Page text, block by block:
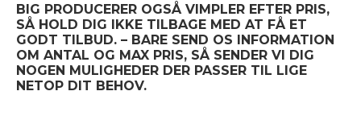
BIG PRODUCERER OGSÅ VIMPLER EFTER PRIS,
SÅ HOLD DIG IKKE TILBAGE MED AT FÅ ET
GODT TILBUD. – BARE SEND OS INFORMATION
OM ANTAL OG MAX PRIS, SÅ SENDER VI DIG
NOGEN MULIGHEDER DER PASSER TIL LIGE
NETOP DIT BEHOV.